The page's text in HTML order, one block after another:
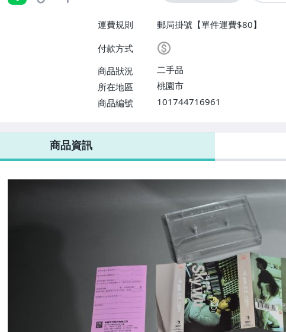
運費規則
郵局掛號【單件運費$80】
付款方式
商品狀況
二手品
所在地區
桃園市
商品編號
101744716961
商品資訊